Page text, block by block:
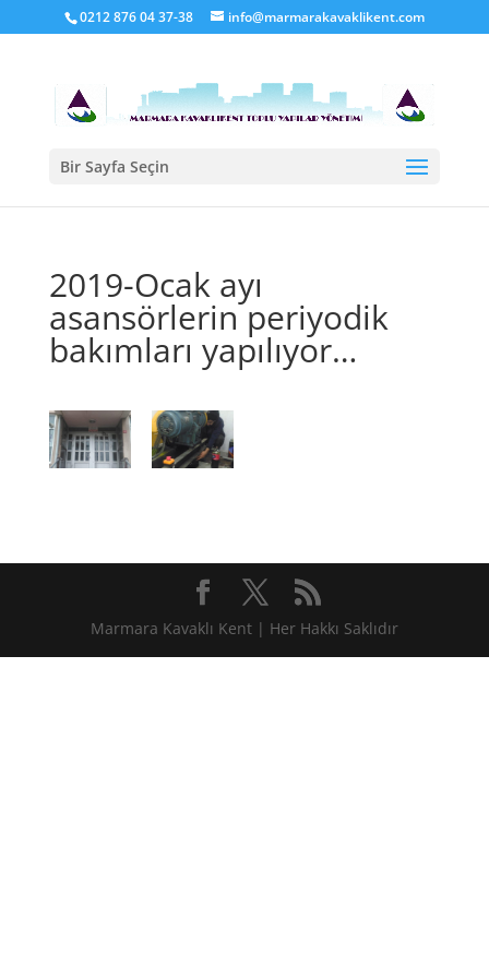
0212 876 04 37-38 info@marmarakavaklikent.com
Bir Sayfa Seçin
2019-Ocak ayı
asansörlerin periyodik
bakımları yapılıyor…
Marmara Kavaklı Kent | Her Hakkı Saklıdır